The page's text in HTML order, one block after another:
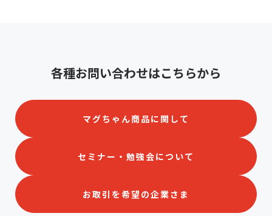
各種お問い合わせはこちらから
マグちゃん商品に関して
セミナー・勉強会について
お取引を希望の企業さま